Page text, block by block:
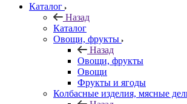
Каталог
Назад
Каталог
Овощи, фрукты
Назад
Овощи, фрукты
Овощи
Фрукты и ягоды
Колбасные изделия, мясные